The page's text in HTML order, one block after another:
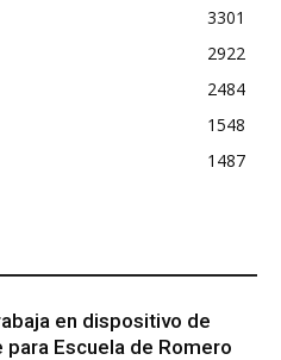
3301
2922
2484
1548
1487
en dispositivo de
para Escuela de Romero